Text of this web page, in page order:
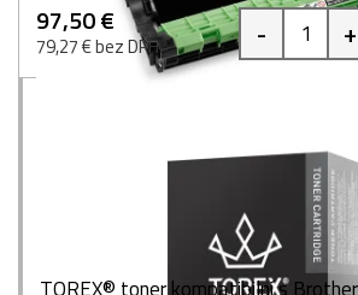
97,50 €
79,27 € bez DPH - +